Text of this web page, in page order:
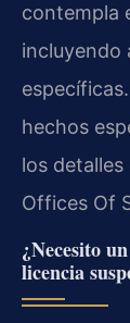
contempla
incluyendo
hechos
los
Offices Of
¿Necesito
licencia